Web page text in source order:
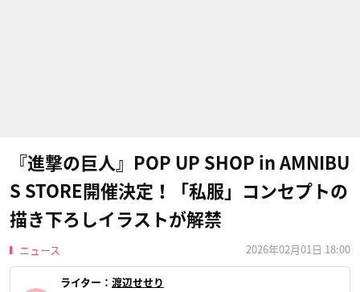
『進撃の巨人』POP UP SHOP in AMNIBU
S STORE開催決定！「私服」コンセプトの
描き下ろしイラストが解禁
ニュース 2026年02月01日 18:00
ライター： 渡辺せせり